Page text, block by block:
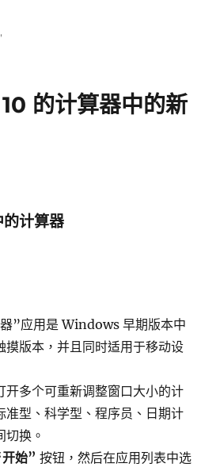
的计算器中的新
计算器
”应用是 Windows 早期版本中
摸版本，并且同时适用于移动设
开多个可重新调整窗口大小的计
准型、科学型、程序员、日期计
切换。
始” 按钮，然后在应用列表中选